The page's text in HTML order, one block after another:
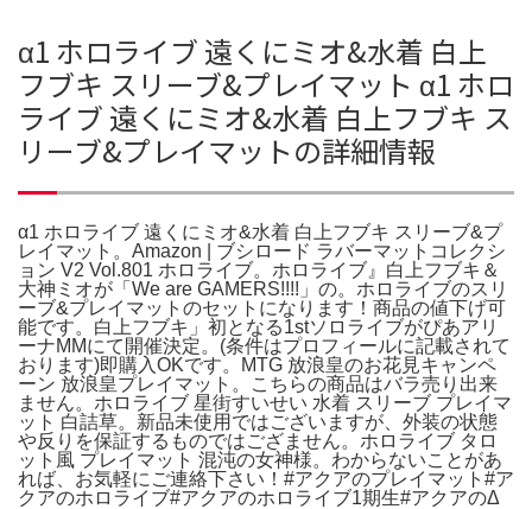
α1 ホロライブ 遠くにミオ&水着 白上
フブキ スリーブ&プレイマット α1 ホロ
ライブ 遠くにミオ&水着 白上フブキ ス
リーブ&プレイマットの詳細情報
α1 ホロライブ 遠くにミオ&水着 白上フブキ スリーブ&プ
レイマット。Amazon | ブシロード ラバーマットコレクシ
ョン V2 Vol.801 ホロライブ。ホロライブ』白上フブキ＆
大神ミオが「We are GAMERS!!!!」の。ホロライブのスリ
ーブ&プレイマットのセットになります！商品の値下げ可
能です。白上フブキ」初となる1stソロライブがぴあアリ
ーナMMにて開催決定。(条件はプロフィールに記載されて
おります)即購入OKです。MTG 放浪皇のお花見キャンペ
ーン 放浪皇プレイマット。こちらの商品はバラ売り出来
ません。ホロライブ 星街すいせい 水着 スリーブ プレイマ
ット 白詰草。新品未使用ではございますが、外装の状態
や反りを保証するものではござません。ホロライブ タロ
ット風 プレイマット 混沌の女神様。わからないことがあ
れば、お気軽にご連絡下さい！#アクアのプレイマット#ア
クアのホロライブ#アクアのホロライブ1期生#アクアのΔ